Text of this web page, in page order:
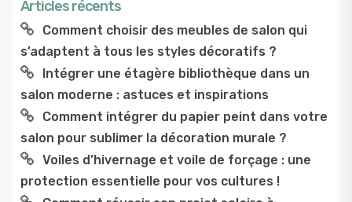
Articles récents
Comment choisir des meubles de salon qui
s’adaptent à tous les styles décoratifs ?
Intégrer une étagère bibliothèque dans un
salon moderne : astuces et inspirations
Comment intégrer du papier peint dans votre
salon pour sublimer la décoration murale ?
Voiles d’hivernage et voile de forçage : une
protection essentielle pour vos cultures !